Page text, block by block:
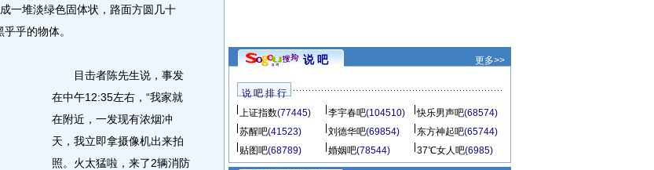
一堆淡绿色固体状，路面方圆几十
乎的物体。
目击者陈先生说，事发
在中午12:35左右，“我家就
在附近，一发现有浓烟冲
天，我立即拿摄像机出来拍
照。火太猛啦，来了2辆消防
说 吧 更多>>
说 吧 排 行
上证指数(77445) 李宇春吧(104510) 快乐男声吧(68574)
苏醒吧(41523) 刘德华吧(69854) 东方神起吧(65744)
贴图吧(68789) 婚姻吧(78544) 37℃女人吧(6985)